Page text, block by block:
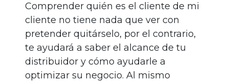
Comprender quién es el cliente de mi
cliente no tiene nada que ver con
pretender quitárselo, por el contrario,
te ayudará a saber el alcance de tu
distribuidor y cómo ayudarle a
optimizar su negocio. Al mismo